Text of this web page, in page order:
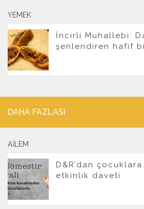
YEMEK
İncirli Muhallebi:
şenlendiren hafif
DAHA FAZLASI
AILEM
D&R’dan
etkinlik daveti